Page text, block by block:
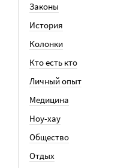
Законы
История
Колонки
Кто есть кто
Личный опыт
Медицина
Ноу-хау
Общество
Отдых